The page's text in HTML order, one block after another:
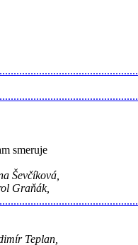
smeruje
Ševčíková,
Graňák,
Teplan,